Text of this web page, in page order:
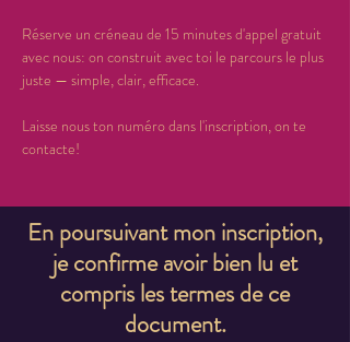
Réserve un créneau de 15 minutes d'appel gratuit
avec nous: on construit avec toi le parcours le plus
juste — simple, clair, efficace.
Laisse nous ton numéro dans l'inscription, on te
contacte!
En poursuivant mon inscription,
je confirme avoir bien lu et
compris les termes de ce
document.